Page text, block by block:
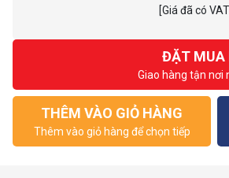
[Giá đã có
ĐẶT MUA
Giao hàng tận nơi
THÊM VÀO GIỎ HÀNG
Thêm vào giỏ hàng để chọn tiếp